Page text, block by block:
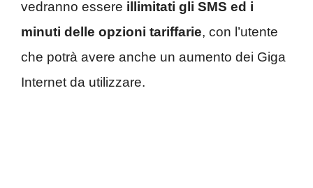
vedranno essere illimitati gli SMS ed i
minuti delle opzioni tariffarie, con l’utente
che potrà avere anche un aumento dei Giga
Internet da utilizzare.